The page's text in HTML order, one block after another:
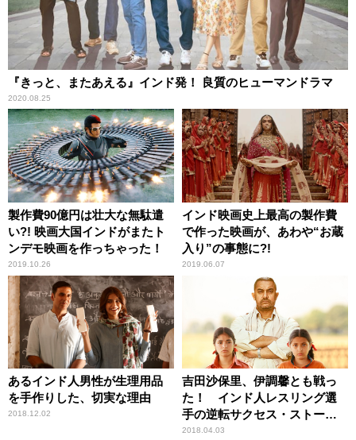
『きっと、またあえる』インド発！ 良質のヒューマンドラマ
2020.08.25
製作費90億円は壮大な無駄遣
い?! 映画大国インドがまたト
ンデモ映画を作っちゃった！
2019.10.26
インド映画史上最高の製作費
で作った映画が、あわや“お蔵
入り”の事態に?!
2019.06.07
あるインド人男性が生理用品
を手作りした、切実な理由
2018.12.02
吉田沙保里、伊調馨とも戦っ
た！ インド人レスリング選
手の逆転サクセス・ストーリ
ー『ダンガル きっと、つよ
2018.04.03